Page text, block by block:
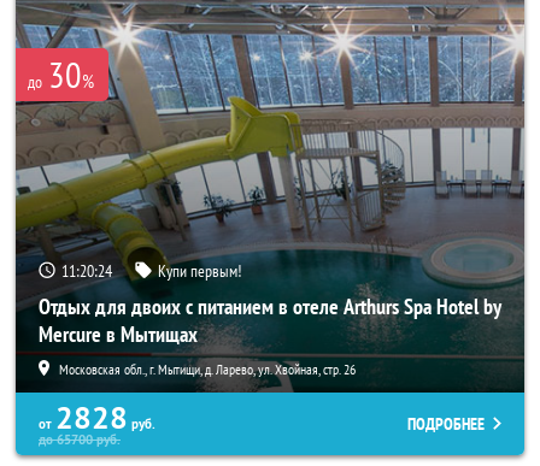
до 30%
11:20:22 Купи первым!
Отдых для двоих с питанием в отеле Arthurs Spa Hotel by
Mercure в Мытищах
Московская обл., г. Мытищи, д. Ларево, ул. Хвойная, стр. 26
от 2828 руб.
до65700руб.
ПОДРОБНЕЕ